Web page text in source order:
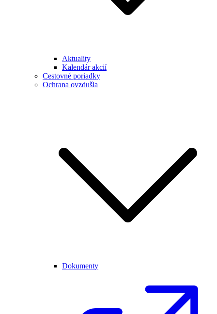
Aktuality
Kalendár akcií
Cestovné poriadky
Ochrana ovzdušia
Dokumenty